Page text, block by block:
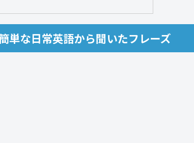
単な日常英語から聞いたフレーズ